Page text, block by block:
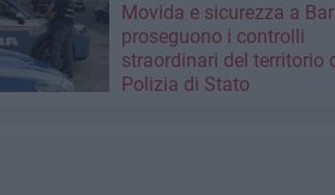
Movida e sicurezza a
proseguono i controlli
straordinari del territorio
Polizia di Stato